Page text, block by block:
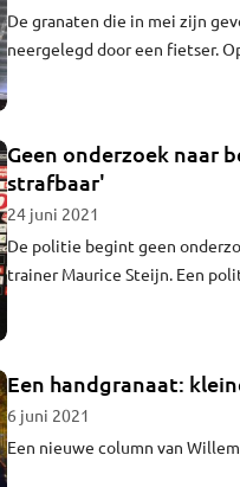
De granaten die in mei zijn
neergelegd door een fietser.
Geen onderzoek naar
strafbaar'
24 juni 2021
De politie begint geen
trainer Maurice Steijn. Een
Een handgranaat:
6 juni 2021
Een nieuwe column van